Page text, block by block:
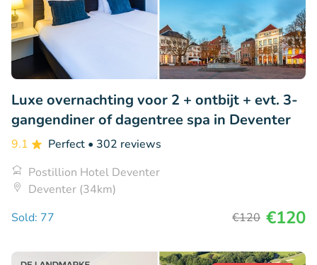
Luxe overnachting voor 2 + ontbijt + evt. 3-
gangendiner of dagentree spa in Deventer
9.1 Perfect • 302 reviews
Postillion Hotel Deventer
Deventer (34km)
Sold: 77
€120 €120